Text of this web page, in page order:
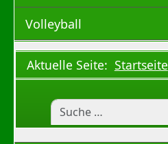
Volleyball
Aktuelle Seite: Startseite